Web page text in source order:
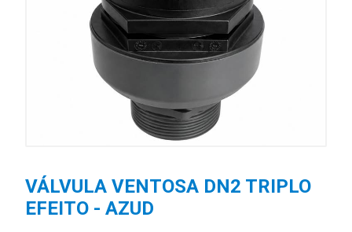
VÁLVULA VENTOSA DN2 TRIPLO
EFEITO - AZUD